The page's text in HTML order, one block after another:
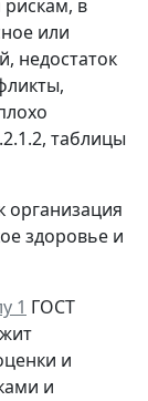
в
или
недостаток
таблицы
организация
здоровье и
1 ГОСТ
и
и